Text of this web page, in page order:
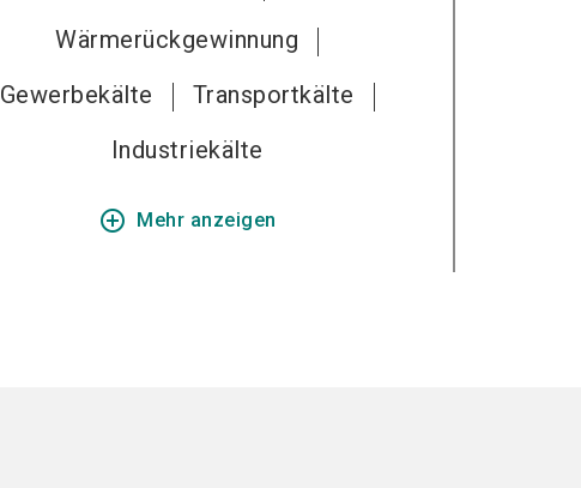
Wärmerückgewinnung
Gewerbekälte
Transportkälte
Industriekälte
add_circle_outline Mehr anzeigen